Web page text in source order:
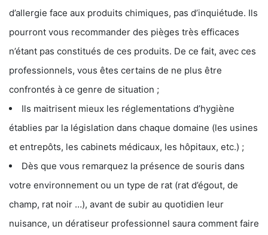
d’allergie face aux produits chimiques, pas d’inquiétude. Ils
pourront vous recommander des pièges très efficaces
n’étant pas constitués de ces produits. De ce fait, avec ces
professionnels, vous êtes certains de ne plus être
confrontés à ce genre de situation ;
Ils maitrisent mieux les réglementations d’hygiène
établies par la législation dans chaque domaine (les usines
et entrepôts, les cabinets médicaux, les hôpitaux, etc.) ;
Dès que vous remarquez la présence de souris dans
votre environnement ou un type de rat (rat d’égout, de
champ, rat noir …), avant de subir au quotidien leur
nuisance, un dératiseur professionnel saura comment faire